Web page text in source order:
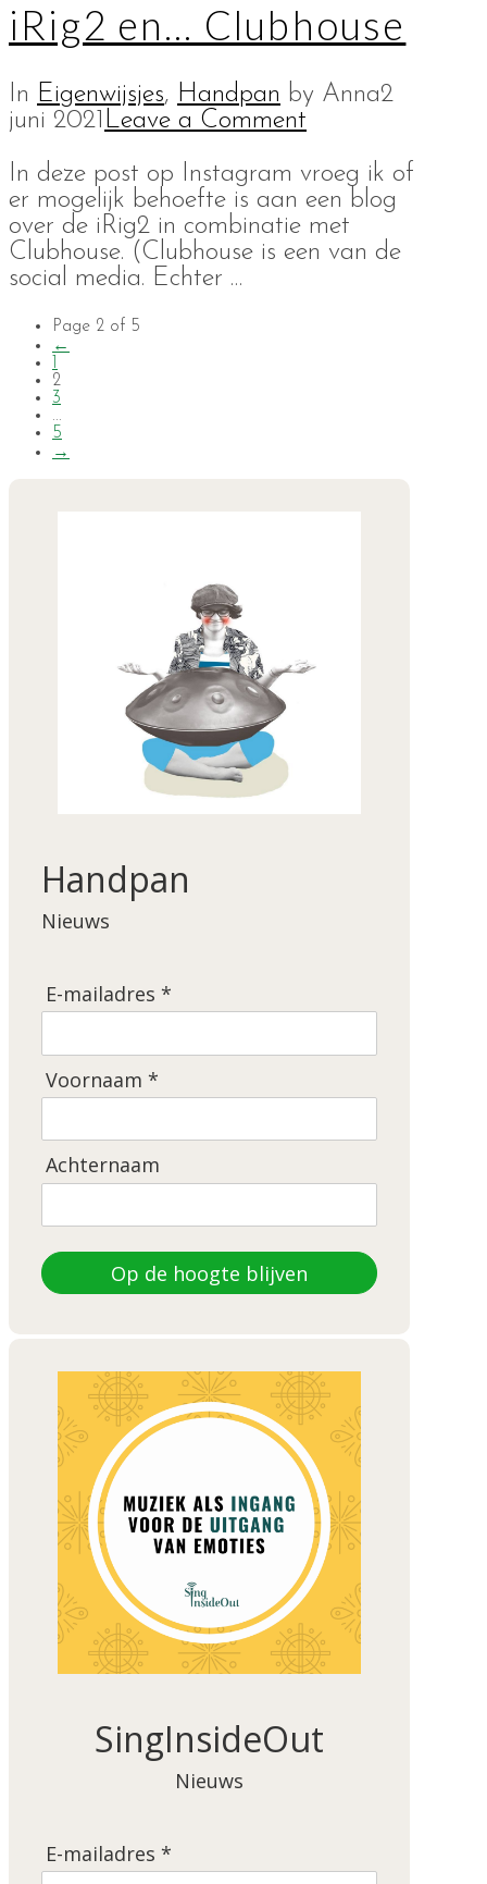
iRig2 en… Clubhouse
In Eigenwijsjes, Handpan by Anna2
juni 2021 Leave a Comment
In deze post op Instagram vroeg ik of
er mogelijk behoefte is aan een blog
over de iRig2 in combinatie met
Clubhouse. (Clubhouse is een van de
social media. Echter …
Page 2 of 5
←
2
3
...
5
→
Handpan
Nieuws
E-mailadres *
Voornaam *
Achternaam
Op de hoogte blijven
SingInsideOut
Nieuws
E-mailadres *